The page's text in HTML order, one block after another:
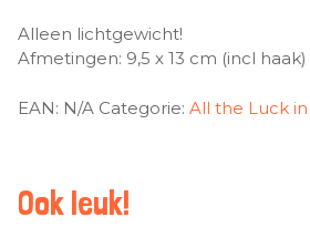
Alleen lichtgewicht!
Afmetingen: 9,5 x 13 cm (incl haak)
EAN: N/A Categorie: All the Luck
Ook leuk!